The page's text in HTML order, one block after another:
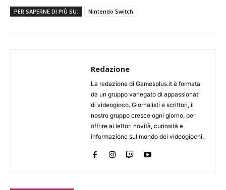
PER SAPERNE DI PIÙ SU: Nintendo Switch
Redazione
La redazione di Gamesplus.it è formata
da un gruppo variegato di appassionati
di videogioco. Giornalisti e scrittori, il
nostro gruppo cresce ogni giorno, per
offrire ai lettori novità, curiosità e
informazione sul mondo dei videogiochi.